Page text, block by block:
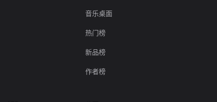
音乐桌面
热门榜
新品榜
作者榜